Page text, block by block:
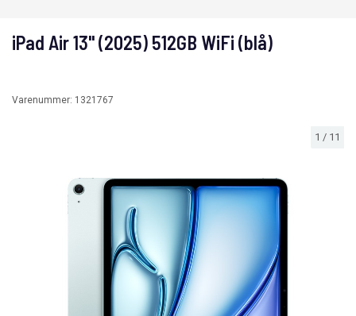
1 / 11
iPad Air 13" (2025) 512GB WiFi (blå)
Varenummer: 1321767